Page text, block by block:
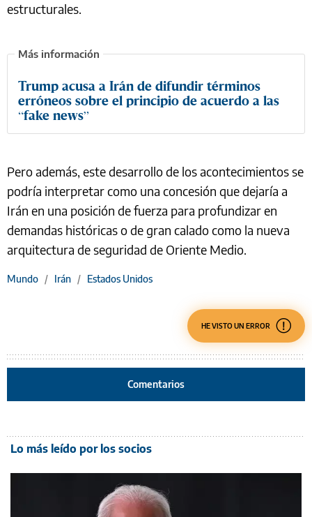
estructurales.
Trump acusa a Irán de difundir términos
erróneos sobre el principio de acuerdo a las
“fake news”
Pero además, este desarrollo de los acontecimientos se
podría interpretar como una concesión que dejaría a
Irán en una posición de fuerza para profundizar en
demandas históricas o de gran calado como la nueva
arquitectura de seguridad de Oriente Medio.
Mundo / Irán / Estados Unidos
HE VISTO UN ERROR
Comentarios
Lo más leído por los socios